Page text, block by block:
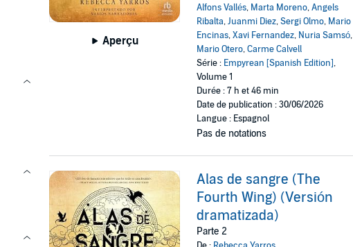
Aperçu
Alfons Vallés, Marta Moreno,Angels
Ribalta,Juanmi Diez,Sergi Olmo, Mario
Encinas,Xavi Fernandez, Nuria Samsó,
Mario Otero,Carme Calvell
Série : Empyrean [Spanish Edition],
Volume 1
Durée : 7 h et 46 min
Date de publication : 30/06/2026
Langue : Espagnol
Pas de notations
Alas de sangre (The
Fourth Wing) (Versión
dramatizada)
Parte 2